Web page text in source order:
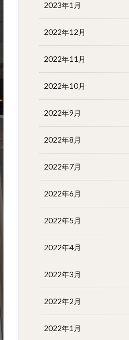
2023年1月
2022年12月
2022年11月
2022年10月
2022年9月
2022年8月
2022年7月
2022年6月
2022年5月
2022年4月
2022年3月
2022年2月
2022年1月